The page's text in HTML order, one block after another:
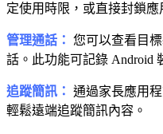
定使用時限，或直接封鎖應
管理通話： 您可以查看目
話。此功能可記錄 Android
追蹤簡訊： 通過家長應用
輕鬆遠端追蹤簡訊內容。